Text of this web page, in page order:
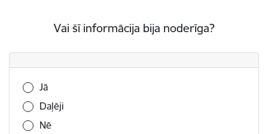
Vai šī informācija bija noderīga?
Vai šī informācija bija noderīga?
Jā
Daļēji
Nē